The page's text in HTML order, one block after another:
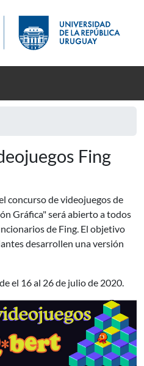
Fing
concurso de videojuegos de
Gráfica" será abierto a todos
de Fing. El objetivo
desarrollen una versión
el 16 al 26 de julio de 2020.